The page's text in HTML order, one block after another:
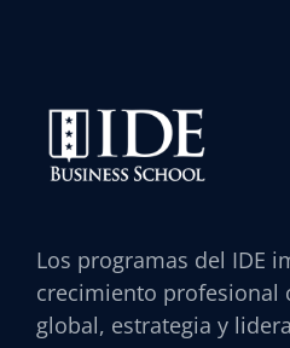
Los programas del IDE
crecimiento profesional
global, estrategia y